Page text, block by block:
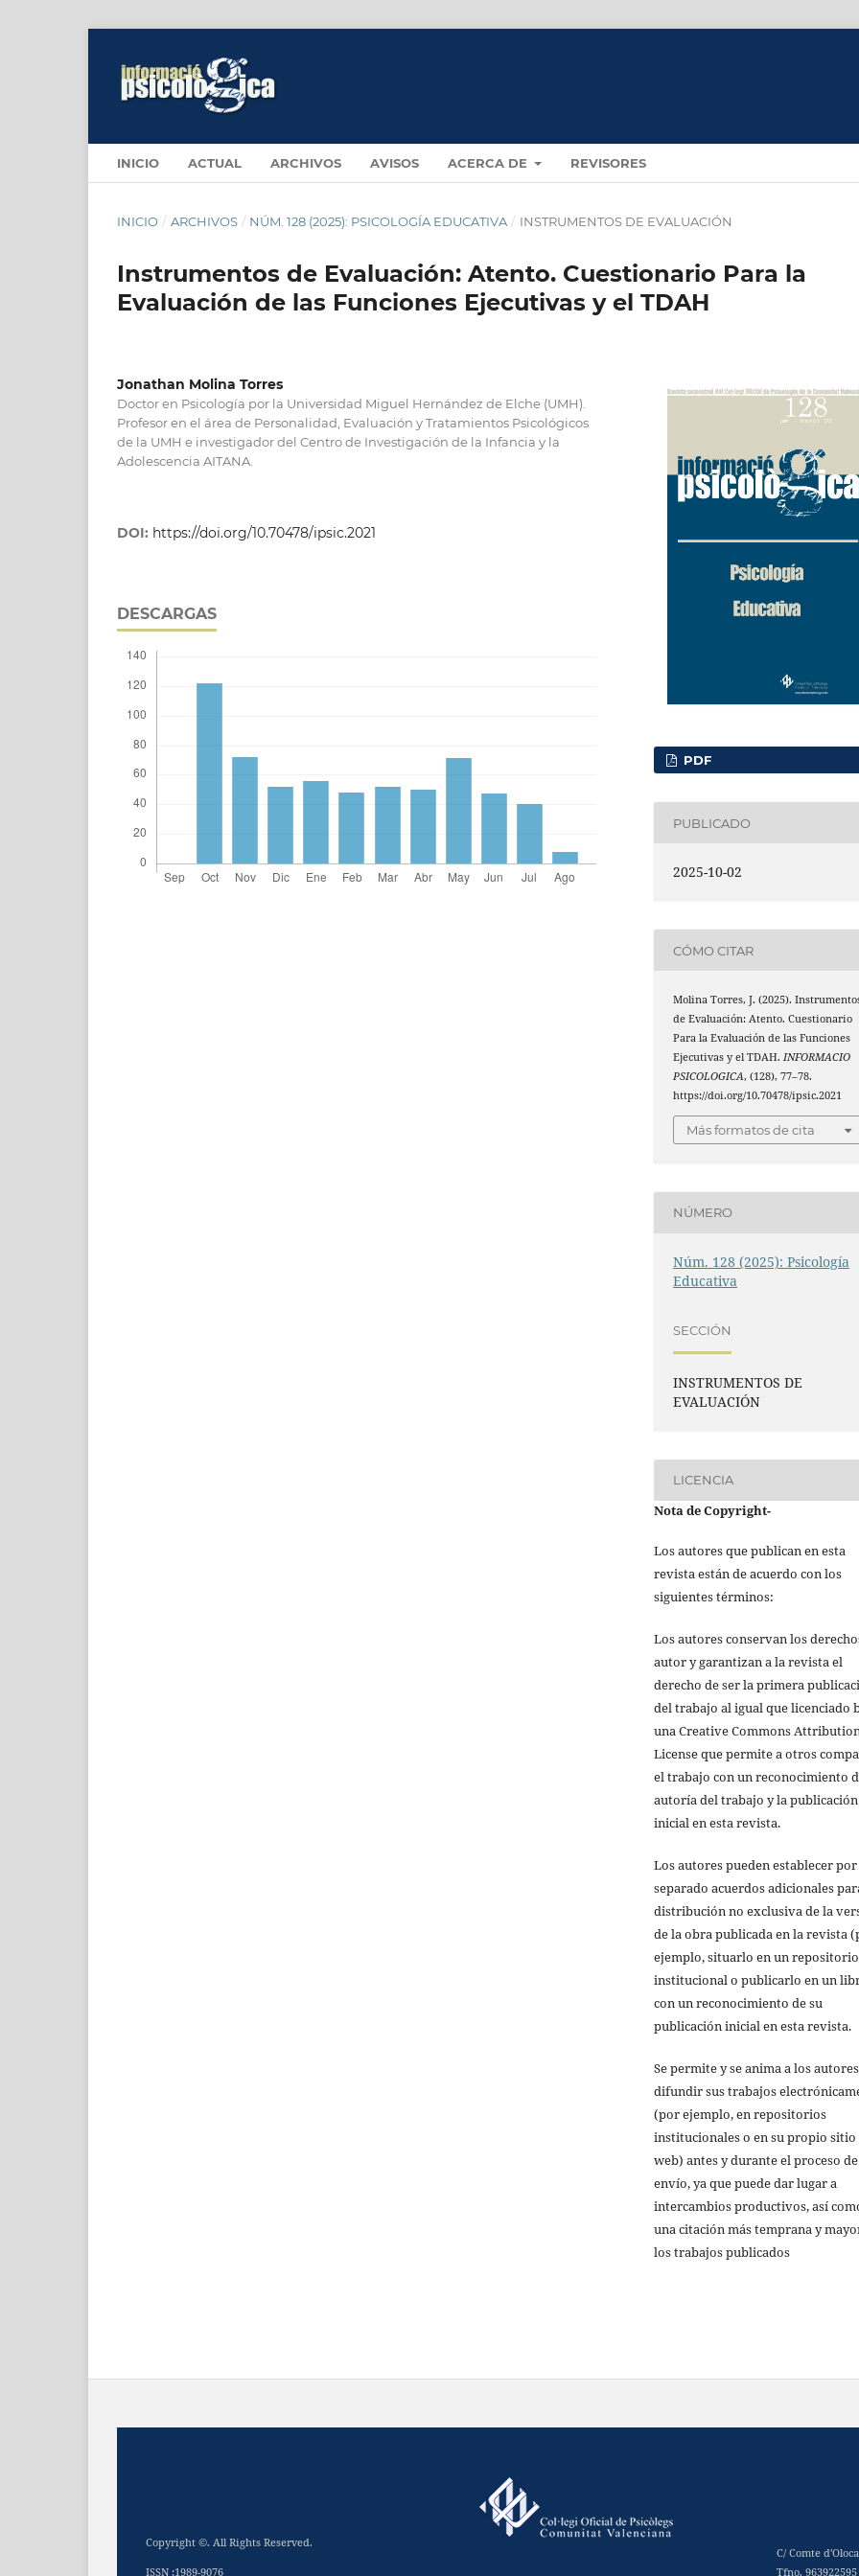
INICIO ACTUAL ARCHIVOS AVISOS ACERCA DE REVISORES
INICIO / ARCHIVOS / NÚM. 128 (2025): PSICOLOGÍA EDUCATIVA / INSTRUMENTOS DE EVALUACIÓN
Instrumentos de Evaluación: Atento. Cuestionario Para la
Evaluación de las Funciones Ejecutivas y el TDAH
Jonathan Molina Torres
Doctor en Psicología por la Universidad Miguel Hernández de Elche (UMH).
Profesor en el área de Personalidad, Evaluación y Tratamientos Psicológicos
de la UMH e investigador del Centro de Investigación de la Infancia y la
Adolescencia AITANA.
DOI: https://doi.org/10.70478/ipsic.2021
DESCARGAS
PDF
PUBLICADO
2025-10-02
CÓMO CITAR
Molina Torres, J. (2025).
de Evaluación: Atento. Cuestionario
Para la Evaluación de las Funciones
Ejecutivas y el TDAH.INFORMACIO
PSICOLOGICA, (128), 77–78.
https://doi.org/10.70478/ipsic.2021
Más formatos de cita
NÚMERO
Núm. 128 (2025): Psicología
Educativa
SECCIÓN
INSTRUMENTOS DE
EVALUACIÓN
LICENCIA
Nota de Copyright-
Los autores que publican en esta
revista están de acuerdo con los
siguientes términos:
Los autores conservan los
autor y garantizan a la revista el
derecho de ser la primera
del trabajo al igual que licenciado
una Creative Commons
License que permite a otros
el trabajo con un reconocimiento
autoría del trabajo y la publicación
inicial en esta revista.
Los autores pueden establecer por
separado acuerdos adicionales
distribución no exclusiva de la
de la obra publicada en la revista
ejemplo, situarlo en un repositorio
institucional o publicarlo en un
con un reconocimiento de su
publicación inicial en esta revista.
Se permite y se anima a los
difundir sus trabajos
(por ejemplo, en repositorios
institucionales o en su propio sitio
web) antes y durante el proceso de
envío, ya que puede dar lugar a
intercambios productivos, así
una citación más temprana y
los trabajos publicados
Copyright ©. All Rights Reserved.
ISSN :1989-9076
C/ Comte
Tfno. 963922595